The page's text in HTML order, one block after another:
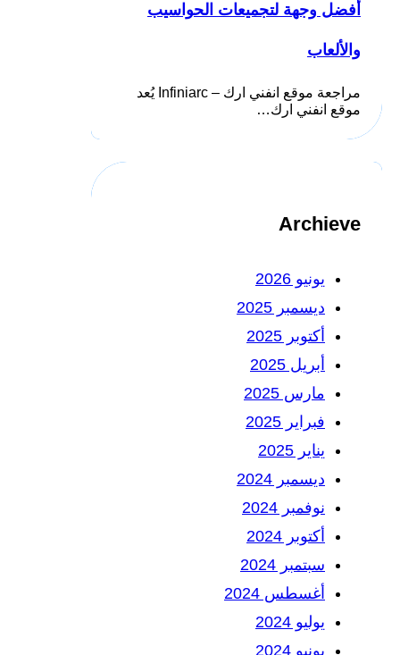
أفضل وجهة لتجميعات الحواسيب
والألعاب
مراجعة موقع انفني ارك – Infiniarc يُعد
موقع انفني ارك…
Archieve
يونيو 2026
ديسمبر 2025
أكتوبر 2025
أبريل 2025
مارس 2025
فبراير 2025
يناير 2025
ديسمبر 2024
نوفمبر 2024
أكتوبر 2024
سبتمبر 2024
أغسطس 2024
يوليو 2024
يونيو 2024